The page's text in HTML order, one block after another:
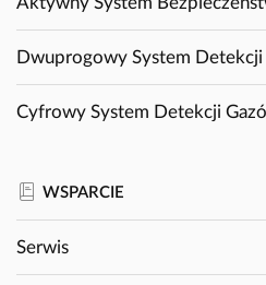
Dwuprogowy System Detekcji
Cyfrowy System Detekcji
WSPARCIE
Serwis